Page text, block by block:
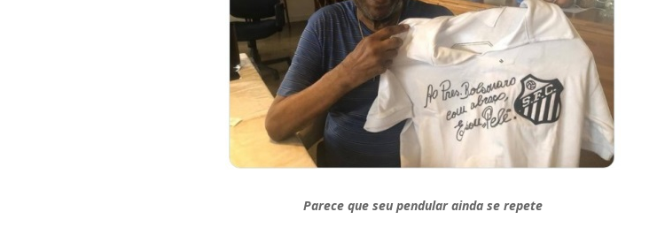
Parece que seu pendular ainda se repete